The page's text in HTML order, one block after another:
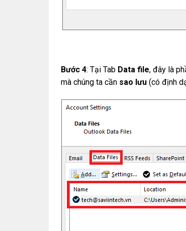
Bước 4: Tại Tab Data file, đây là
mà chúng ta cần sao lưu (có định